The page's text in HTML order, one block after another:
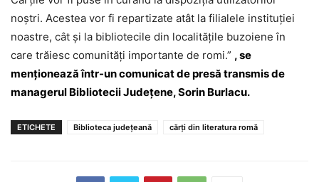
noștri. Acestea vor fi repartizate atât la filialele instituției
noastre, cât și la bibliotecile din localitățile buzoiene în
care trăiesc comunități importante de romi.” , se
menționează într-un comunicat de presă transmis de
managerul Bibliotecii Județene, Sorin Burlacu.
ETICHETE Biblioteca judeţeană cărți din literatura romă